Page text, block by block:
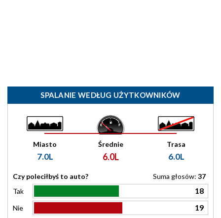
SPALANIE WEDŁUG UŻYTKOWNIKÓW
Miasto
7.0L
Średnie
6.0L
Trasa
6.0L
Czy poleciłbyś to auto? Suma głosów: 37
Tak
18
Nie 19